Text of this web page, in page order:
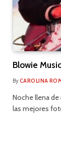
Blowie
ByCAROLINA
Noche llena de
las mejores